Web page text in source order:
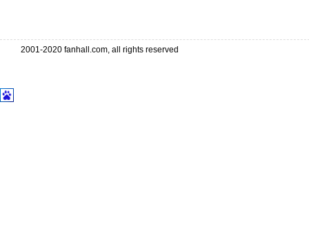
2001-2020 fanhall.com, all rights reserved